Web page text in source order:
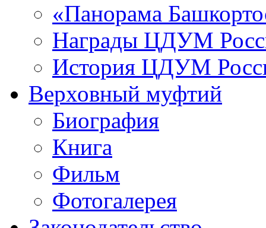
«Панорама
Награды ЦДУМ
История ЦДУМ
Верховный муфтий
Биография
Книга
Фильм
Фотогалерея